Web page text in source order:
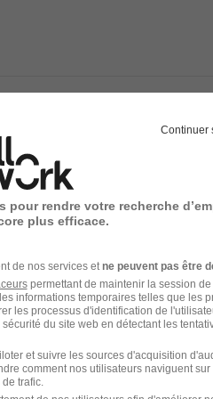
Langue des
Théâtre Immersif
Continuer
rendre votre recherche
plus efficace.
de nos services et ne peuvent pas être
permettant de maintenir la session
informations temporaires telles que les
les processus d'identification de
du site web en détectant les
et suivre les sources d'acquisition
comment nos utilisateurs naviguent sur
trafic.